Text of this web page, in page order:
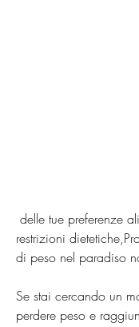
restrizioni
di peso nel paradiso
Se stai cercando un
perdere peso e